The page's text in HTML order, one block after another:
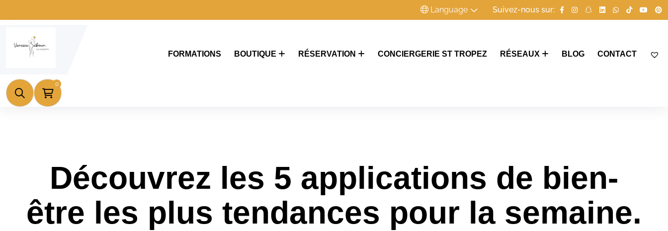
Language Suivez-nous sur:
FORMATIONS BOUTIQUE RÉSERVATION CONCIERGERIE ST TROPEZ RÉSEAUX BLOG CONTACT
0
Découvrez les 5 applications de bien-
être les plus tendances pour la semaine.